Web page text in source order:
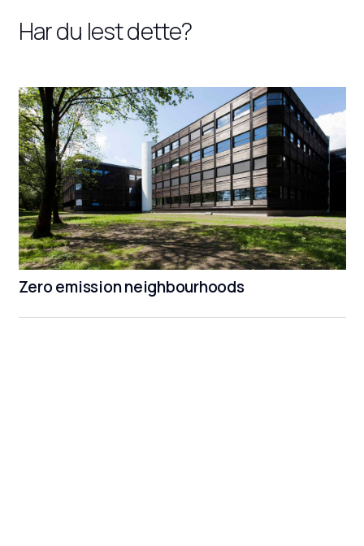
Har du lest dette?
Zero emission neighbourhoods